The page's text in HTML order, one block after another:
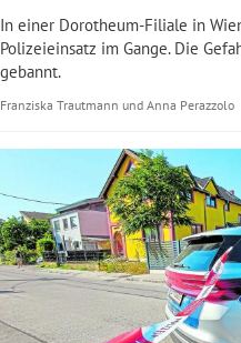
In einer Dorotheum-Filiale in
Polizeieinsatz im Gange. Die
gebannt.
Franziska Trautmann und Anna Perazzolo